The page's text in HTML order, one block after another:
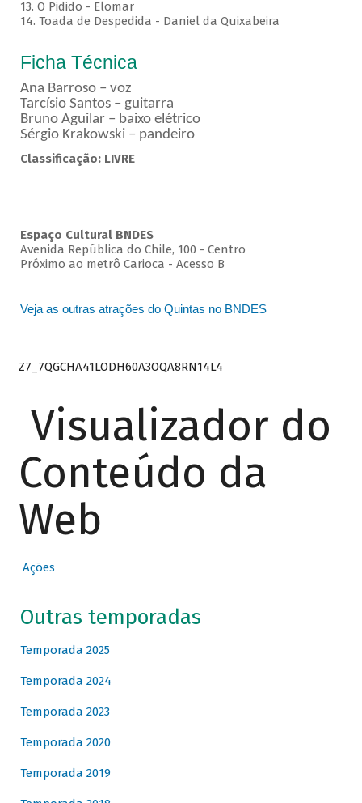
13. O Pidido - Elomar
14. Toada de Despedida - Daniel da Quixabeira
Ficha Técnica
Ana Barroso – voz
Tarcísio Santos – guitarra
Bruno Aguilar – baixo elétrico
Sérgio Krakowski – pandeiro
Classificação: LIVRE
Espaço Cultural BNDES
Avenida República do Chile, 100 - Centro
Próximo ao metrô Carioca - Acesso B
Veja as outras atrações do Quintas no BNDES
Z7_7QGCHA41LODH60A3OQA8RN14L4
Visualizador do
Conteúdo da
Web
Ações
Outras temporadas
Temporada 2025
Temporada 2024
Temporada 2023
Temporada 2020
Temporada 2019